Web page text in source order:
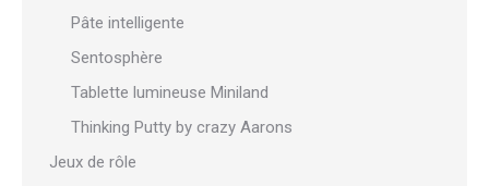
Pâte intelligente
Sentosphère
Tablette lumineuse Miniland
Thinking Putty by crazy Aarons
Jeux de rôle